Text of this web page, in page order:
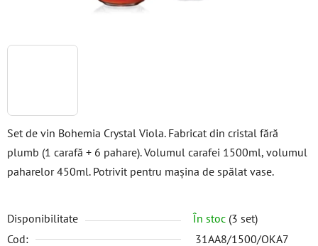
Set de vin Bohemia Crystal Viola. Fabricat din cristal fără
plumb (1 carafă + 6 pahare). Volumul carafei 1500ml, volumul
paharelor 450ml. Potrivit pentru mașina de spălat vase.
Disponibilitate În stoc (3 set)
Cod:
31AA8/1500/OKA7